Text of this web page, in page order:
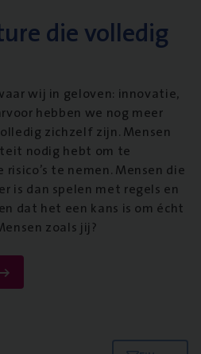
die volledig
wij in geloven: innovatie,
hebben we nog meer
zichzelf zijn. Mensen
nodig hebt om te
te nemen. Mensen die
is dan spelen met regels en
dat het een kans is om écht
zoals jij?